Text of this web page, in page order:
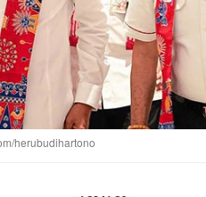
herubudihartono